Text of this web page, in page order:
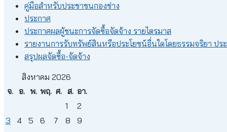
คู่มือสำหรับประชาชนกองช่าง
ประกาศ
ประกาศผลผู้ชนะการจัดซื้อจัดจ้าง รายไตรมาส
รายงานการรับทรัพย์สินหรือประโยชน์อื่นใดโดยธรรมจริยา ปร
สรุปผลจัดซื้อ-จัดจ้าง
สิงหาคม 2026
จ. อ. พ. พฤ. ศ. ส. อา.
1
2
3
4 5 6 7 8
9